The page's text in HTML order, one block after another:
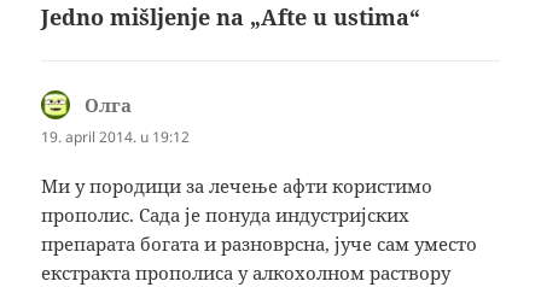
Jedno mišljenje na „Afte u ustima“
Oлгa
19. april 2014. u 19:12
Ми у породици за лечење афти користимо
прополис. Сада је понуда индустријских
препарата богата и разноврсна, јуче сам уместо
екстракта прополиса у алкохолном раствору